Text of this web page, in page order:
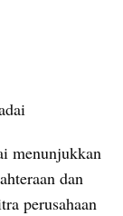
menunjukkan
dan
perusahaan